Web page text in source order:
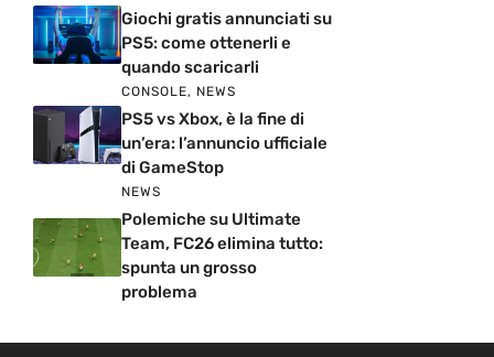
Giochi gratis annunciati su
PS5: come ottenerli e
quando scaricarli
CONSOLE, NEWS
PS5 vs Xbox, è la fine di
un’era: l’annuncio ufficiale
di GameStop
NEWS
Polemiche su Ultimate
Team, FC26 elimina tutto:
spunta un grosso
problema